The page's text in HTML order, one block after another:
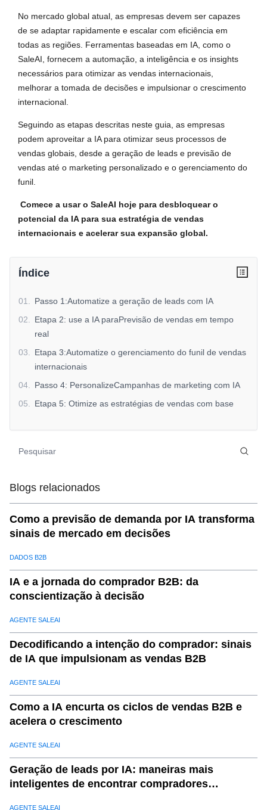
No mercado global atual, as empresas devem ser capazes
de se adaptar rapidamente e escalar com eficiência em
todas as regiões. Ferramentas baseadas em IA, como o
SaleAI, fornecem a automação, a inteligência e os insights
necessários para otimizar as vendas internacionais,
melhorar a tomada de decisões e impulsionar o crescimento
internacional.
Seguindo as etapas descritas neste guia, as empresas
podem aproveitar a IA para otimizar seus processos de
vendas globais, desde a geração de leads e previsão de
vendas até o marketing personalizado e o gerenciamento do
funil.
Comece a usar o SaleAI hoje para desbloquear o
potencial da IA para sua estratégia de vendas
internacionais e acelerar sua expansão global.
Índice
01
Passo 1:Automatize a geração de leads com IA
02
Etapa 2: use a IA paraPrevisão de vendas em tempo
real
03
Etapa 3:Automatize o gerenciamento do funil de vendas
internacionais
04
Passo 4: PersonalizeCampanhas de marketing com IA
05
Etapa 5: Otimize as estratégias de vendas com base
de vendas internacionais
Blogs relacionados
Como a previsão de demanda por IA transforma
sinais de mercado em decisões
DADOS B2B
IA e a jornada do comprador B2B: da
conscientização à decisão
AGENTE SALEAI
Decodificando a intenção do comprador: sinais
de IA que impulsionam as vendas B2B
AGENTE SALEAI
Como a IA encurta os ciclos de vendas B2B e
acelera o crescimento
AGENTE SALEAI
Geração de leads por IA: maneiras mais
inteligentes de encontrar compradores
AGENTE SALEAI